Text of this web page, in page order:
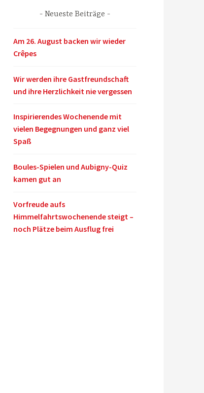
Neueste Beiträge
Am 26. August backen wir wieder
Crêpes
Wir werden ihre Gastfreundschaft
und ihre Herzlichkeit nie vergessen
Inspirierendes Wochenende mit
vielen Begegnungen und ganz viel
Spaß
Boules-Spielen und Aubigny-Quiz
kamen gut an
Vorfreude aufs
Himmelfahrtswochenende steigt –
noch Plätze beim Ausflug frei